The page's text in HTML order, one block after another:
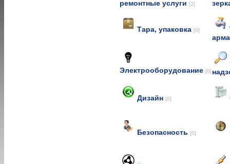
ремонтные услуги [2]
Тара, упаковка [0]
Электрооборудование [0]
Дизайн [0]
Безопасность [0]